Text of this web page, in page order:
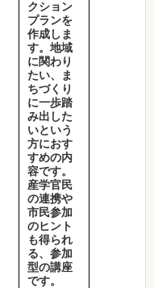
クション
プランを
作成しま
す。地域
に関わり
たい、ま
ちづくり
に一歩踏
み出した
いという
方におす
すめの内
容です。
産学官民
の連携や
市民参加
のヒント
も得られ
る、参加
型の講座
です。